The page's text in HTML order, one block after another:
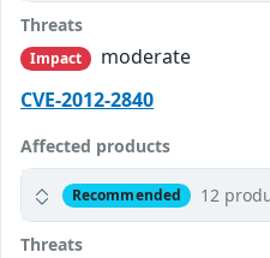
Threats
Impact
moderate
CVE-2012-2840
Affected products
Recommended 12
Threats